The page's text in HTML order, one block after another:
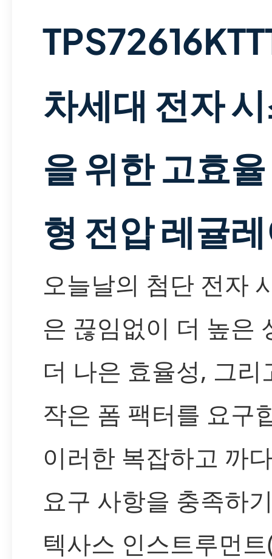
차세대 전자
을 위한 고효
형 전압 레귤
오늘날의 첨단 전자
은 끊임없이 더 높은
더 나은 효율성, 그리
작은 폼 팩터를 요구
이러한 복잡하고 까
요구 사항을 충족하
텍사스 인스트루먼트